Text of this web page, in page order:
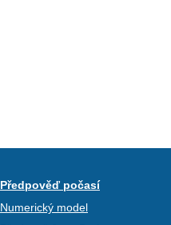
Předpověď počasí
Numerický model